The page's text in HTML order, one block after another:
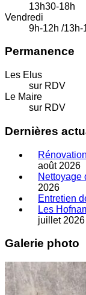
13h30-18h
Vendredi
9h-12h /13h-
Permanence
Les Elus
sur RDV
Le Maire
sur RDV
Dernières
août 2026
Nettoyage
2026
Entretien
Les
juillet 2026
Galerie photo